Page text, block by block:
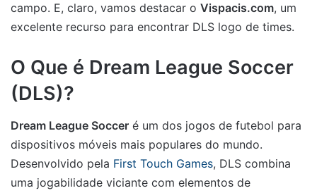
campo. E, claro, vamos destacar o Vispacis.com, um
excelente recurso para encontrar DLS logo de times.
O Que é Dream League Soccer
(DLS)?
Dream League Soccer é um dos jogos de futebol para
dispositivos móveis mais populares do mundo.
Desenvolvido pela First Touch Games, DLS combina
uma jogabilidade viciante com elementos de